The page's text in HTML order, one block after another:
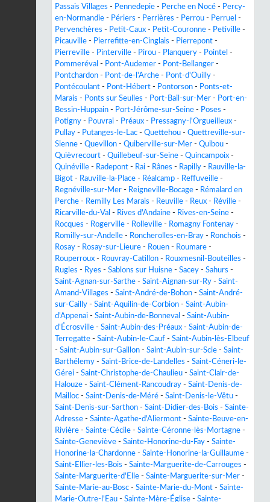
Passais Villages - Pennedepie - Perche en Nocé - Percy-
en-Normandie - Périers - Perrières - Perrou - Perruel -
Pervenchères - Petit-Caux - Petit-Couronne - Petiville -
Picauville - Pierrefitte-en-Cinglais - Pierrepont -
Pierreville - Pinterville - Pirou - Planquery - Pointel -
Pommeréval - Pont-Audemer - Pont-Bellanger -
Pontchardon - Pont-de-l'Arche - Pont-d'Ouilly -
Pontécoulant - Pont-Hébert - Pontorson - Ponts-et-
Marais - Ponts sur Seulles - Port-Bail-sur-Mer - Port-en-
Bessin-Huppain - Port-Jérôme-sur-Seine - Poses -
Potigny - Pouvrai - Préaux - Pressagny-l'Orgueilleux -
Pullay - Putanges-le-Lac - Quettehou - Quettreville-sur-
Sienne - Quevillon - Quiberville-sur-Mer - Quibou -
Quièvrecourt - Quillebeuf-sur-Seine - Quincampoix -
Quinéville - Radepont - Rai - Rânes - Rapilly - Rauville-la-
Bigot - Rauville-la-Place - Réalcamp - Reffuveille -
Regnéville-sur-Mer - Reigneville-Bocage - Rémalard en
Perche - Remilly Les Marais - Reuville - Reux - Réville -
Ricarville-du-Val - Rives d'Andaine - Rives-en-Seine -
Rocques - Rogerville - Rolleville - Romagny Fontenay -
Romilly-sur-Andelle - Roncherolles-en-Bray - Ronchois -
Rosay - Rosay-sur-Lieure - Rouen - Roumare -
Rouperroux - Rouvray-Catillon - Rouxmesnil-Bouteilles -
Rugles - Ryes - Sablons sur Huisne - Sacey - Sahurs -
Saint-Agnan-sur-Sarthe - Saint-Aignan-sur-Ry - Saint-
Amand-Villages - Saint-André-de-Bohon - Saint-André-
sur-Cailly - Saint-Aquilin-de-Corbion - Saint-Aubin-
d'Appenai - Saint-Aubin-de-Bonneval - Saint-Aubin-
d'Écrosville - Saint-Aubin-des-Préaux - Saint-Aubin-de-
Terregatte - Saint-Aubin-le-Cauf - Saint-Aubin-lès-Elbeuf
- Saint-Aubin-sur-Gaillon - Saint-Aubin-sur-Scie - Saint-
Barthélemy - Saint-Brice-de-Landelles - Saint-Céneri-le-
Gérei - Saint-Christophe-de-Chaulieu - Saint-Clair-de-
Halouze - Saint-Clément-Rancoudray - Saint-Denis-de-
Mailloc - Saint-Denis-de-Méré - Saint-Denis-le-Vêtu -
Saint-Denis-sur-Sarthon - Saint-Didier-des-Bois - Sainte-
Adresse - Sainte-Agathe-d'Aliermont - Sainte-Beuve-en-
Rivière - Sainte-Cécile - Sainte-Céronne-lès-Mortagne -
Sainte-Geneviève - Sainte-Honorine-du-Fay - Sainte-
Honorine-la-Chardonne - Sainte-Honorine-la-Guillaume -
Saint-Ellier-les-Bois - Sainte-Marguerite-de-Carrouges -
Sainte-Marguerite-d'Elle - Sainte-Marguerite-sur-Mer -
Sainte-Marie-au-Bosc - Sainte-Marie-du-Mont - Sainte-
Marie-Outre-l'Eau - Sainte-Mère-Église - Sainte-